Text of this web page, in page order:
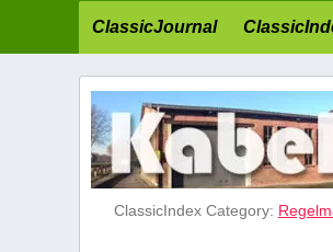
ClassicJournal
ClassicIndex Category: